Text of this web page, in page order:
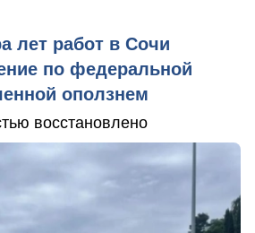
лет работ в Сочи
по федеральной
оползнем
восстановлено